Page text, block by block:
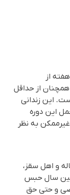
از
از حداقل
این زندانی
این دوره
به نظر
هه‌نگاو، کمال شریفی، ۵٢ ساله و اهل سقز،
سال حبس
و حتی حق